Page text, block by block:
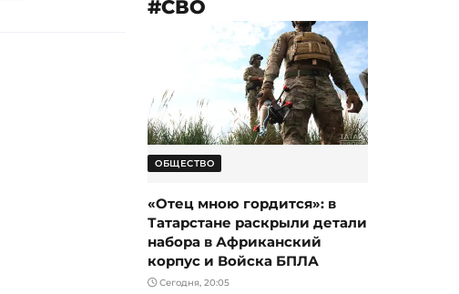
#СВО
ОБЩЕСТВО
«Отец мною гордится»: в
Татарстане раскрыли детали
набора в Африканский
корпус и Войска БПЛА
Сегодня, 20:05